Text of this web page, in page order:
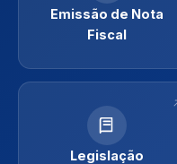
Emissão de Nota
Fiscal
Legislação